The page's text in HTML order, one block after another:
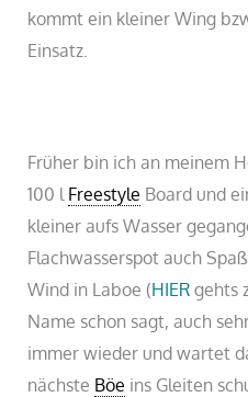
kommt ein kleiner Wing
Einsatz.
Früher bin ich an meinem
100 l Freestyle Board und
kleiner aufs Wasser
Flachwasserspot auch
Wind in Laboe (HIERgehts
Name schon sagt, auch
immer wieder und wartet
nächste Böe ins Gleiten